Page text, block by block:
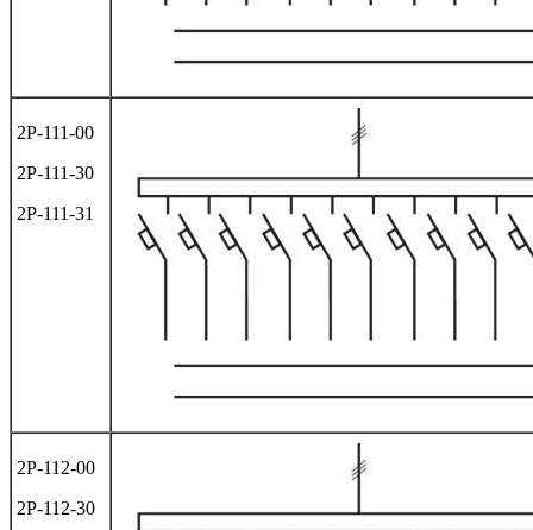
2Р-111-00
2Р-111-30
2Р-111-31
2Р-112-00
2Р-112-30